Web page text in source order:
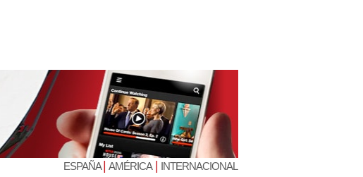
ESPAÑA| AMÉRICA| INTERNACIONAL